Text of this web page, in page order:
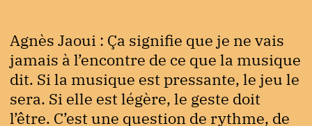
Agnès Jaoui : Ça signifie que je ne vais
jamais à l’encontre de ce que la musique
dit. Si la musique est pressante, le jeu le
sera. Si elle est légère, le geste doit
l’être. C’est une question de rythme, de